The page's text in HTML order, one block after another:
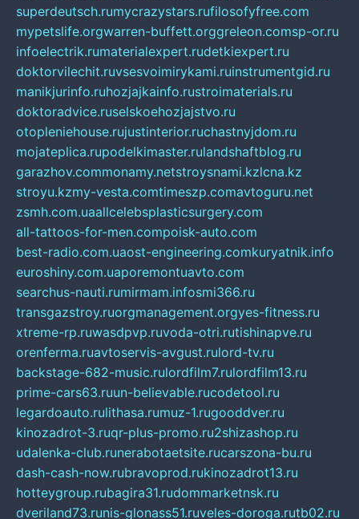
superdeutsch.rumycrazystars.rufilosofyfree.com
mypetslife.orgwarren-buffett.orggreleon.comsp-or.ru
infoelectrik.rumaterialexpert.rudetkiexpert.ru
doktorvilechit.ruvsesvoimirykami.ruinstrumentgid.ru
manikjurinfo.ruhozjajkainfo.rustroimaterials.ru
doktoradvice.ruselskoehozjajstvo.ru
otopleniehouse.rujustinterior.ruchastnyjdom.ru
mojateplica.rupodelkimaster.rulandshaftblog.ru
garazhov.commonamy.netstroysnami.kzlcna.kz
stroyu.kzmy-vesta.comtimeszp.comavtoguru.net
zsmh.com.uaallcelebsplasticsurgery.com
all-tattoos-for-men.compoisk-auto.com
best-radio.com.uaost-engineering.comkuryatnik.info
euroshiny.com.uaporemontuavto.com
searchus-nauti.rumirmam.infosmi366.ru
transgazstroy.ruorgmanagement.orgyes-fitness.ru
xtreme-rp.ruwasdpvp.ruvoda-otri.rutishinapve.ru
orenferma.ruavtoservis-avgust.rulord-tv.ru
backstage-682-music.rulordfilm7.rulordfilm13.ru
prime-cars63.ruun-believable.rucodetool.ru
legardoauto.rulithasa.rumuz-1.rugooddver.ru
kinozadrot-3.ruqr-plus-promo.ru2shizashop.ru
udalenka-club.runerabotaetsite.rucarszona-bu.ru
dash-cash-now.rubravoprod.rukinozadrot13.ru
hotteygroup.rubagira31.rudommarketnsk.ru
dveriland73.runis-glonass51.ruveles-doroga.rutb02.ru